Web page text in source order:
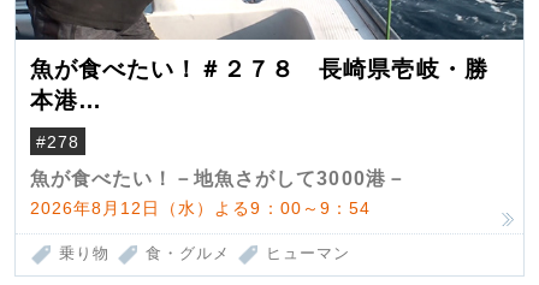
魚が食べたい！＃２７８ 長崎県壱岐・勝
本港
（クロマグロ）
#278
魚が食べたい！－地魚さがして3000港－
2026年8月12日（水）よる9：00～9：54
乗り物 食・グルメ ヒューマン